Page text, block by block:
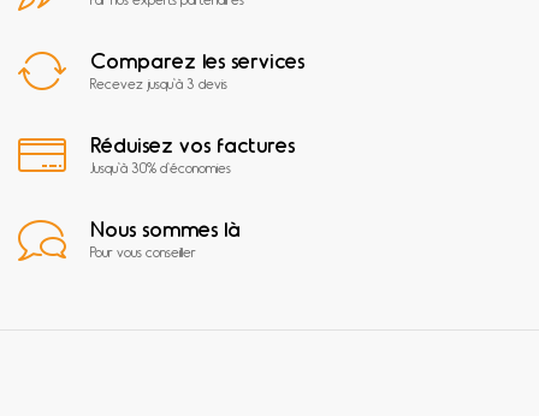
Comparez les services
Recevez jusqu'à 3 devis
Réduisez vos factures
Jusqu'à 30% d'économies
Nous sommes là
Pour vous conseiller